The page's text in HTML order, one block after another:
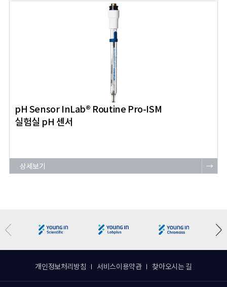
pH Sensor InLab® Routine Pro-ISM
실험실 pH 센서
상세보기 →
개인정보처리방침 서비스이용약관 찾아오시는 길